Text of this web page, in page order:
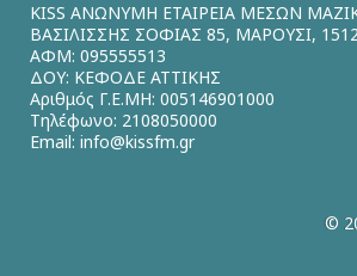
KISS ΑΝΩΝΥΜΗ ΕΤΑΙΡΕΙΑ ΜΕΣΩΝ
ΒΑΣΙΛΙΣΣΗΣ ΣΟΦΙΑΣ 85, ΜΑΡΟΥΣΙ,
ΑΦΜ: 095555513
ΔΟΥ: ΚΕΦΟΔΕ ΑΤΤΙΚΗΣ
Αριθμός Γ.Ε.ΜΗ: 005146901000
Τηλέφωνο: 2108050000
Email: info@kissfm.gr
©